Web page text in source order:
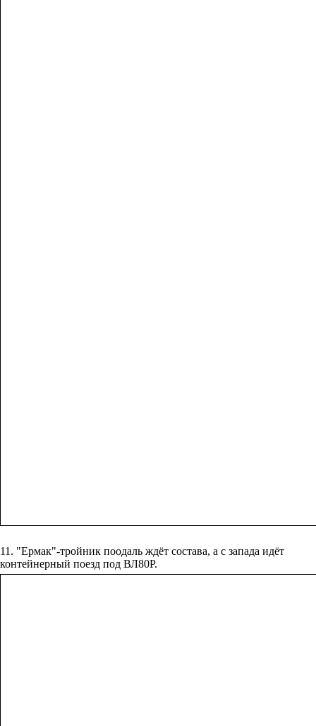
11. "Ермак"-тройник поодаль ждёт состава, а с запада идёт
контейнерный поезд под ВЛ80Р.